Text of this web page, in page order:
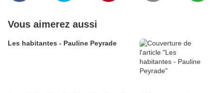
Vous aimerez aussi
Les habitantes - Pauline Peyrade